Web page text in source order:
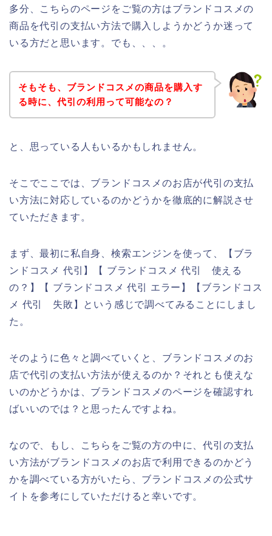
多分、こちらのページをご覧の方はブランドコスメの
商品を代引の支払い方法で購入しようかどうか迷って
いる方だと思います。でも、、、。
そもそも、ブランドコスメの商品を購入す
る時に、代引の利用って可能なの？
と、思っている人もいるかもしれません。
そこでここでは、ブランドコスメのお店が代引の支払
い方法に対応しているのかどうかを徹底的に解説させ
ていただきます。
まず、最初に私自身、検索エンジンを使って、【ブラ
ンドコスメ 代引】【 ブランドコスメ 代引 使える
の？】【 ブランドコスメ 代引 エラー】【ブランドコス
メ 代引 失敗】という感じで調べてみることにしまし
た。
そのように色々と調べていくと、ブランドコスメのお
店で代引の支払い方法が使えるのか？それとも使えな
いのかどうかは、ブランドコスメのページを確認すれ
ばいいのでは？と思ったんですよね。
なので、もし、こちらをご覧の方の中に、代引の支払
い方法がブランドコスメのお店で利用できるのかどう
かを調べている方がいたら、ブランドコスメの公式サ
イトを参考にしていただけると幸いです。